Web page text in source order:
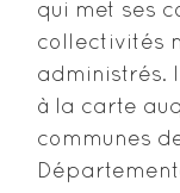
qui met ses
collectivités
administrés.
à la carte
communes